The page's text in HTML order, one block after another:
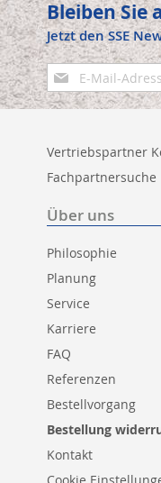
Bleiben Sie
Jetzt den SSE
Anmeldung
zum
Newsletter:
Vertriebspartner
Fachpartnersuche
Über uns
Philosophie
Planung
Service
Karriere
FAQ
Referenzen
Bestellvorgang
Bestellung
Kontakt